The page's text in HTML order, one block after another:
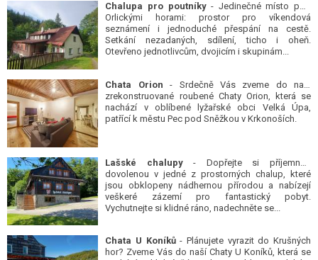
Chalupa pro poutníky- Jedinečné místo pod
Orlickými horami: prostor pro víkendová
seznámení i jednoduché přespání na cestě.
Setkání nezadaných, sdílení, ticho i oheň.
Otevřeno jednotlivcům, dvojicím i skupinám...
Chata Orion - Srdečně Vás zveme do naší
zrekonstruované roubené Chaty Orion, která se
nachází v oblíbené lyžařské obci Velká Úpa,
patřící k městu Pec pod Sněžkou v Krkonoších.
Lašské chalupy- Dopřejte si příjemnou
dovolenou v jedné z prostorných chalup, které
jsou obklopeny nádhernou přírodou a nabízejí
veškeré zázemí pro fantastický pobyt.
Vychutnejte si klidné ráno, nadechněte se...
Chata U Koníků- Plánujete vyrazit do Krušných
hor? Zveme Vás do naší Chaty U Koníků, která se